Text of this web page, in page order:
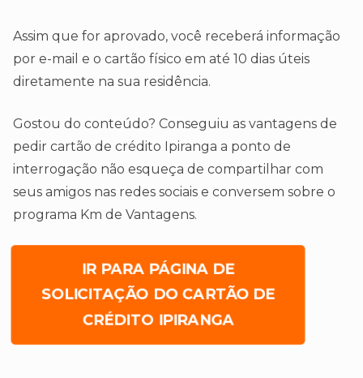
Assim que for aprovado, você receberá informação
por e-mail e o cartão físico em até 10 dias úteis
diretamente na sua residência.
Gostou do conteúdo? Conseguiu as vantagens de
pedir cartão de crédito Ipiranga a ponto de
interrogação não esqueça de compartilhar com
seus amigos nas redes sociais e conversem sobre o
programa Km de Vantagens.
IR PARA PÁGINA DE
SOLICITAÇÃO DO CARTÃO DE
CRÉDITO IPIRANGA